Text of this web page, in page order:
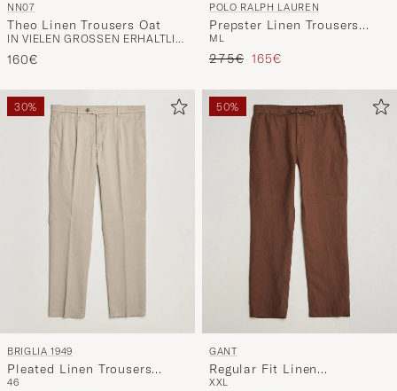
NN07
Theo Linen Trousers Oat
IN VIELEN GRÖSSEN ERHÄLTLICH
160€
POLO RALPH LAUREN
Prepster Linen Trousers
Newport Navy
M L
Regulärer Preis
275€ Reduzierter Preis
165€
30%
BRIGLIA 1949
Pleated Linen Trousers
Beige
46
50%
GANT
Regular Fit Linen
Drawstring Pants Mahogany
XXL